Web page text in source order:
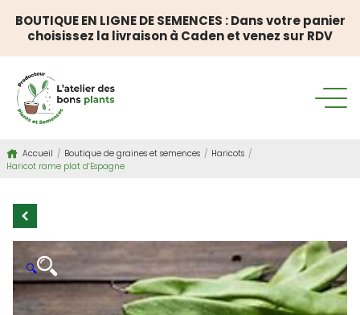
BOUTIQUE EN LIGNE DE SEMENCES : Dans votre panier
choisissez la livraison à Caden et venez sur RDV
Accueil / Boutique de graines et semences / Haricots /
Haricot rame plat d’Espagne
🔍